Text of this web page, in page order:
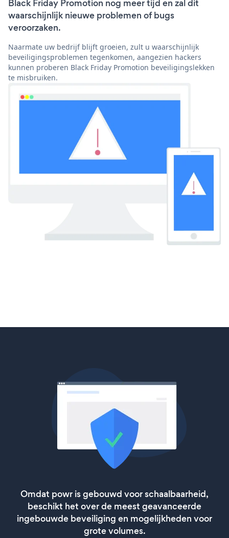
Black Friday Promotion nog meer tijd en zal dit
waarschijnlijk nieuwe problemen of bugs
veroorzaken.
Naarmate uw bedrijf blijft groeien, zult u waarschijnlijk
beveiligingsproblemen tegenkomen, aangezien hackers
kunnen proberen Black Friday Promotion beveiligingslekken
te misbruiken.
Omdat powr is gebouwd voor schaalbaarheid,
beschikt het over de meest geavanceerde
ingebouwde beveiliging en mogelijkheden voor
grote volumes.